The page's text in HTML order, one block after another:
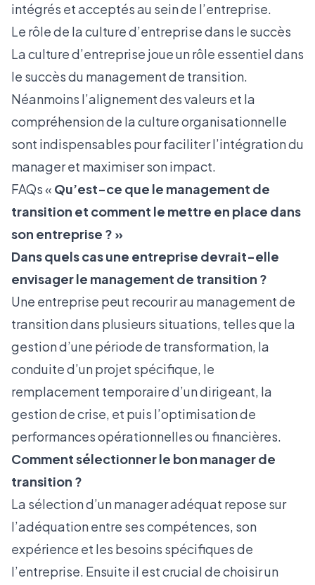
intégrés et acceptés au sein de l’entreprise.
Le rôle de la culture d’entreprise dans le succès
La culture d’entreprise joue un rôle essentiel dans
le succès du management de transition.
Néanmoins l’alignement des valeurs et la
compréhension de la culture organisationnelle
sont indispensables pour faciliter l’intégration du
manager et maximiser son impact.
FAQs « Qu’est-ce que le management de
transition et comment le mettre en place dans
son entreprise ? »
Dans quels cas une entreprise devrait-elle
envisager le management de transition ?
Une entreprise peut recourir au management de
transition dans plusieurs situations, telles que la
gestion d’une période de transformation, la
conduite d’un projet spécifique, le
remplacement temporaire d’un dirigeant, la
gestion de crise, et puis l’optimisation de
performances opérationnelles ou financières.
Comment sélectionner le bon manager de
transition ?
La sélection d’un manager adéquat repose sur
l’adéquation entre ses compétences, son
expérience et les besoins spécifiques de
l’entreprise. Ensuite il est crucial de choisir un